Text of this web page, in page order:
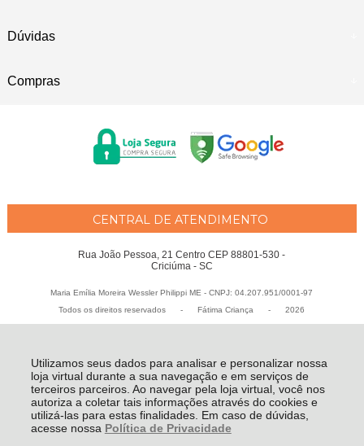
Utilizamos seus dados para analisar e personalizar nossa
loja virtual durante a sua navegação e em serviços de
terceiros parceiros. Ao navegar pela loja virtual, você nos
autoriza a coletar tais informações através do cookies e
utilizá-las para estas finalidades. Em caso de dúvidas,
acesse nossa Política de Privacidade
Dúvidas
Compras
CENTRAL DE ATENDIMENTO
Rua João Pessoa, 21 Centro CEP 88801-530 -
Criciúma - SC
Maria Emília Moreira Wessler Philippi ME - CNPJ: 04.207.951/0001-97
Todos os direitos reservados
- Fátima Criança - 2026